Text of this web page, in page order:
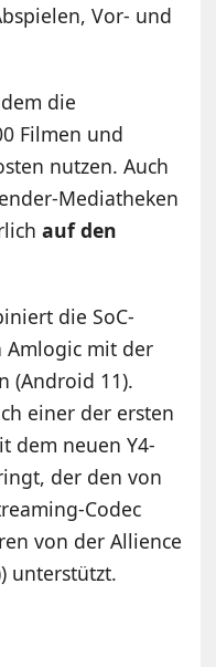
Vor- und
die
Filmen und
nutzen. Auch
Mediatheken
auf den
die SoC-
Amlogic mit der
(Android 11).
einer der ersten
dem neuen Y4-
der den von
Codec
von der Allience
unterstützt.